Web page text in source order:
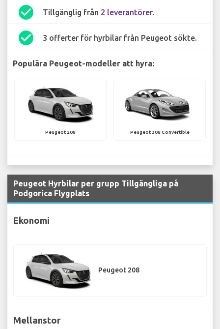
check_circle Tillgänglig från 2 leverantörer.
check_circle 3 offerter för hyrbilar från Peugeot sökte.
Populära Peugeot-modeller att hyra:
Peugeot 208 Peugeot 308 Convertible
Peugeot Hyrbilar per grupp Tillgängliga på
Podgorica Flygplats
Ekonomi
Peugeot 208
Mellanstor